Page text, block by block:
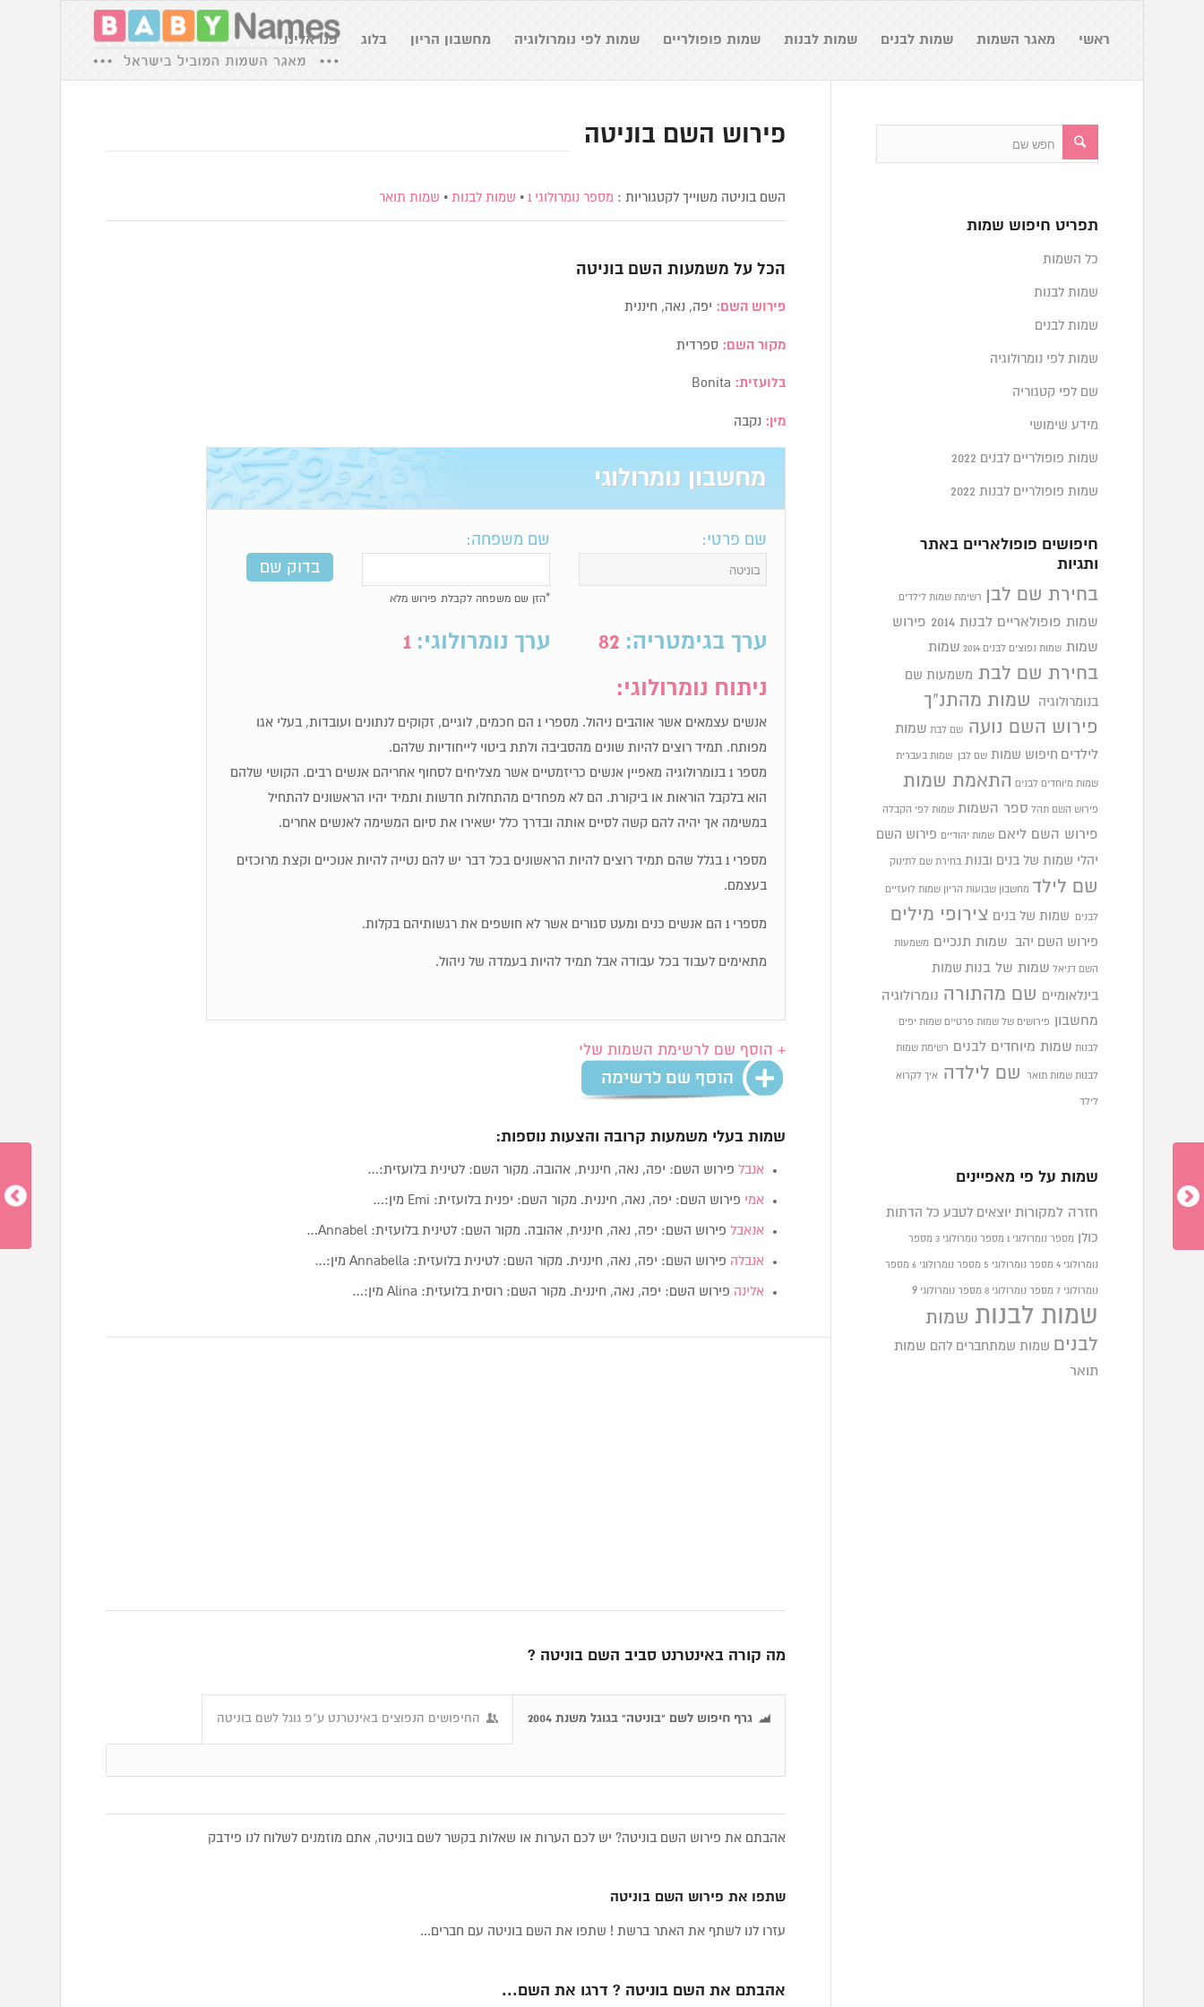
ראשי מאגר השמות שמות לבנים שמות לבנות שמות פופולריים שמות לפי נומרולוגיה מחשבון הריון בלוג פנו אלינו
פירוש השם בוניטה
השם בוניטה משוייך לקטגוריות : מספר נומרולוגי 1 • שמות לבנות • שמות תואר
הכל על משמעות השםבוניטה
פירוש השם: יפה, נאה, חיננית
מקור השם: ספרדית
בלועזית:
מין:נקבה
מחשבון נומרולוגי
שם פרטי: שם משפחה:
*הזן שם משפחה לקבלת פירוש מלא
ערך בגימטריה: 82 ערך נומרולוגי: 1
ניתוח נומרולוגי:
אנשים עצמאים אשר אוהבים ניהול. מספרי 1 הם חכמים, לוגיים, זקוקים לנתונים ועובדות, בעלי אגו
מפותח. תמיד רוצים להיות שונים מהסביבה ולתת ביטוי לייחודיות שלהם.
מספר 1 בנומרולוגיה מאפיין אנשים כריזמטיים אשר מצליחים לסחוף אחריהם אנשים רבים. הקושי שלהם
הוא בלקבל הוראות או ביקורת. הם לא מפחדים מהתחלות חדשות ותמיד יהיו הראשונים להתחיל
במשימה אך יהיה להם קשה לסיים אותה ובדרך כלל ישאירו את סיום המשימה לאנשים אחרים.
מספרי 1 בגלל שהם תמיד רוצים להיות הראשונים בכל דבר יש להם נטייה להיות אנוכיים וקצת מרוכזים
בעצמם.
מספרי 1 הם אנשים כנים ומעט סגורים אשר לא חושפים את רגשותיהם בקלות.
מתאימים לעבוד בכל עבודה אבל תמיד להיות בעמדה של ניהול.
+ הוסף שם לרשימת השמות שלי
שמות בעלי משמעות קרובה והצעות נוספות:
אנבל פירוש השם: יפה, נאה, חיננית, אהובה. מקור השם: לטינית בלועזית:…
אמי פירוש השם: יפה, נאה, חיננית. מקור השם: יפנית בלועזית: Emi מין:…
אנאבל פירוש השם: יפה, נאה, חיננית, אהובה. מקור השם: לטינית בלועזית: Annabel…
אנבלה פירוש השם: יפה, נאה, חיננית. מקור השם: לטינית בלועזית: Annabella מין:…
אלינה פירוש השם: יפה, נאה, חיננית. מקור השם: רוסית בלועזית: Alina מין:…
מה קורה באינטרנט סביב השם בוניטה ?
גרף חיפוש לשם "בוניטה" בגוגל משנת 2004 החיפושים הנפוצים באינטרנט ע"פ גוגל לשם בוניטה
אהבתם את פירוש השם בוניטה? יש לכם הערות או שאלות בקשר לשם בוניטה, אתם מוזמנים לשלוח לנו פידבק
שתפו את פירוש השם בוניטה
עזרו לנו לשתף את האתר ברשת ! שתפו את השם בוניטה עם חברים...
אהבתם את השם בוניטה ? דרגו את השם...
תפריט חיפוש שמות
כל השמות
שמות לבנות
שמות לבנים
שמות לפי נומרולוגיה
שם לפי קטגוריה
מידע שימושי
שמות פופולריים לבנים 2022
שמות פופולריים לבנות 2022
חיפושים פופולאריים באתר
ותגיות
בחירת שם לבן רשימת שמות לילדים
שמות פופולאריים לבנות 2014 פירוש
שמות שמות נפוצים לבנים 2014 שמות
בחירת שם לבת משמעות שם
בנומרולוגיה
שמות מהתנ"ך
פירוש השם נועה
שם לבת שמות
לילדים חיפוש שמות שם לבן שמות בעברית
שמות מיוחדים לבנים התאמת שמות
פירוש השם תהל ספר השמות שמות לפי הקבלה
פירוש השם ליאם שמות יהודיים פירוש השם
יהלי שמות של בנים ובנות בחירת שם לתינוק
שם לילד מחשבון שבועות הריון שמות לועזיים
לבנים שמות של בנים צירופי מילים
פירוש השם יהב שמות תנכיים משמעות
השם דניאל שמות של בנות שמות
בינלאומיים שם מהתורה נומרולוגיה
מחשבון פירושים של שמות פרטיים שמות יפים
לבנות שמות מיוחדים לבנים רשימת שמות
לבנות שמות תואר שם לילדה איך לקרוא
לילד
שמות על פי מאפיינים
חזרה למקורות יוצאים לטבע כל הדתות
כולן מספר נומרולוגי 1 מספר נומרולוגי 3 מספר
נומרולוגי 4 מספר נומרולוגי 5 מספר נומרולוגי 6 מספר
נומרולוגי 7 מספר נומרולוגי 8 מספר נומרולוגי9
שמות לבנות שמות
לבנים
שמות שמתחברים להם שמות
תואר